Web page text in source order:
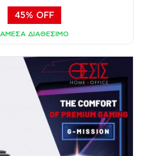
45% OFF
ΑΜΕΣΑ ΔΙΑΘΕΣΙΜΟ